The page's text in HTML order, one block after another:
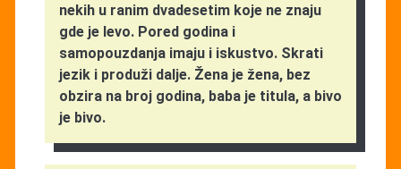
nekih u ranim dvadesetim koje ne znaju
gde je levo. Pored godina i
samopouzdanja imaju i iskustvo. Skrati
jezik i produži dalje. Žena je žena, bez
obzira na broj godina, baba je titula, a bivo
je bivo.